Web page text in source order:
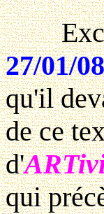
27/01/08
qu'il
de ce
d'
qui